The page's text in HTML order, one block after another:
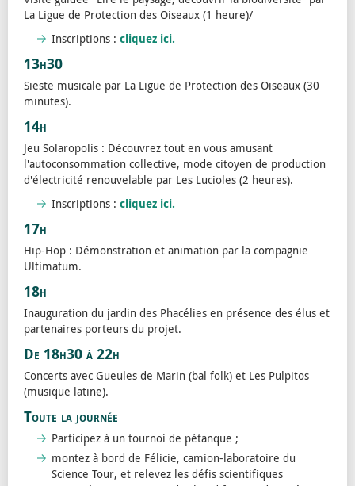
La Ligue de Protection des Oiseaux (1 heure)/
Inscriptions : cliquez ici.
13h30
Sieste musicale par La Ligue de Protection des Oiseaux (30
minutes).
14h
Jeu Solaropolis : Découvrez tout en vous amusant
l'autoconsommation collective, mode citoyen de production
d'électricité renouvelable par Les Lucioles (2 heures).
Inscriptions : cliquez ici.
17h
Hip-Hop : Démonstration et animation par la compagnie
Ultimatum.
18h
Inauguration du jardin des Phacélies en présence des élus et
partenaires porteurs du projet.
De 18h30 à 22h
Concerts avec Gueules de Marin (bal folk) et Les Pulpitos
(musique latine).
Toute la journée
Participez à un tournoi de pétanque ;
montez à bord de Félicie, camion-laboratoire du
Science Tour, et relevez les défis scientifiques